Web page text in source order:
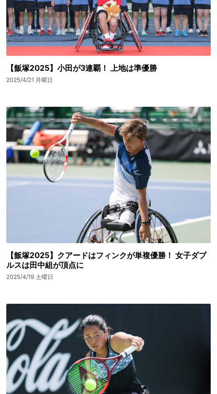
【飯塚2025】小田が3連覇！ 上地は準優勝
2025/4/21 月曜日
【飯塚2025】クアードはフィンクが単複優勝！ 女子ダブ
ルスは田中組が頂点に
2025/4/19 土曜日